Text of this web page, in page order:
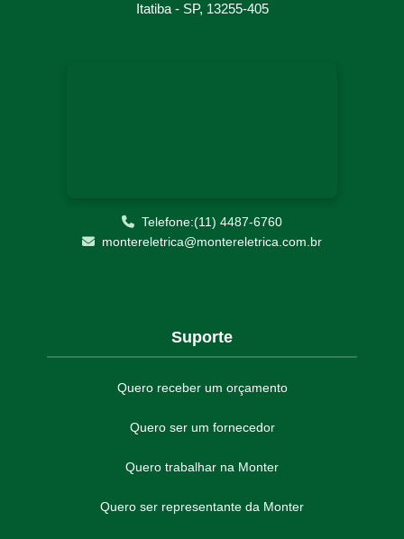
Itatiba - SP, 13255-405
Telefone:(11) 4487-6760
montereletrica@montereletrica.com.br
Suporte
Quero receber um orçamento
Quero ser um fornecedor
Quero trabalhar na Monter
Quero ser representante da Monter